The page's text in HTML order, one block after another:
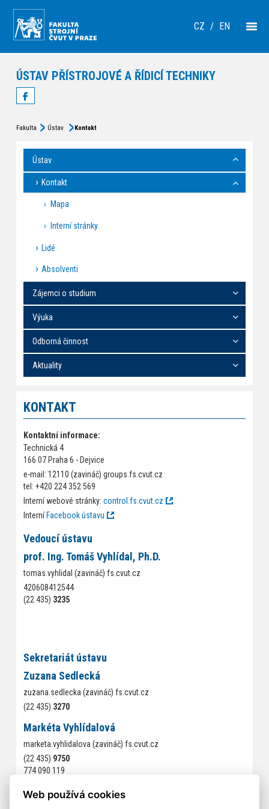
CZ / EN
ÚSTAV PŘÍSTROJOVÉ A ŘÍDICÍ TECHNIKY
Fakulta Ústav Kontakt
Ústav
Kontakt
Mapa
Interní stránky
Lidé
Absolventi
Zájemci o studium
Výuka
Odborná činnost
Aktuality
KONTAKT
Kontaktní informace:
Technická 4
166 07 Praha 6 - Dejvice
e-mail: 12110 (zavináč) groups.fs.cvut.cz
tel: +420 224 352 569
Interní webové stránky: control.fs.cvut.cz
Interní Facebook ústavu
Vedoucí ústavu
prof. Ing. Tomáš Vyhlídal, Ph.D.
tomas.vyhlidal (zavináč) fs.cvut.cz
420608412544
(22 435) 3235
Sekretariát ústavu
Zuzana Sedlecká
zuzana.sedlecka (zavináč) fs.cvut.cz
(22 435) 3270
Markéta Vyhlídalová
marketa.vyhlidalova (zavináč) fs.cvut.cz
(22 435) 9750
774 090 119
Kontakty na jednotlivé pracovníky a doktorandy odboru najdete
pod záložkou
lidé
Web používá cookies